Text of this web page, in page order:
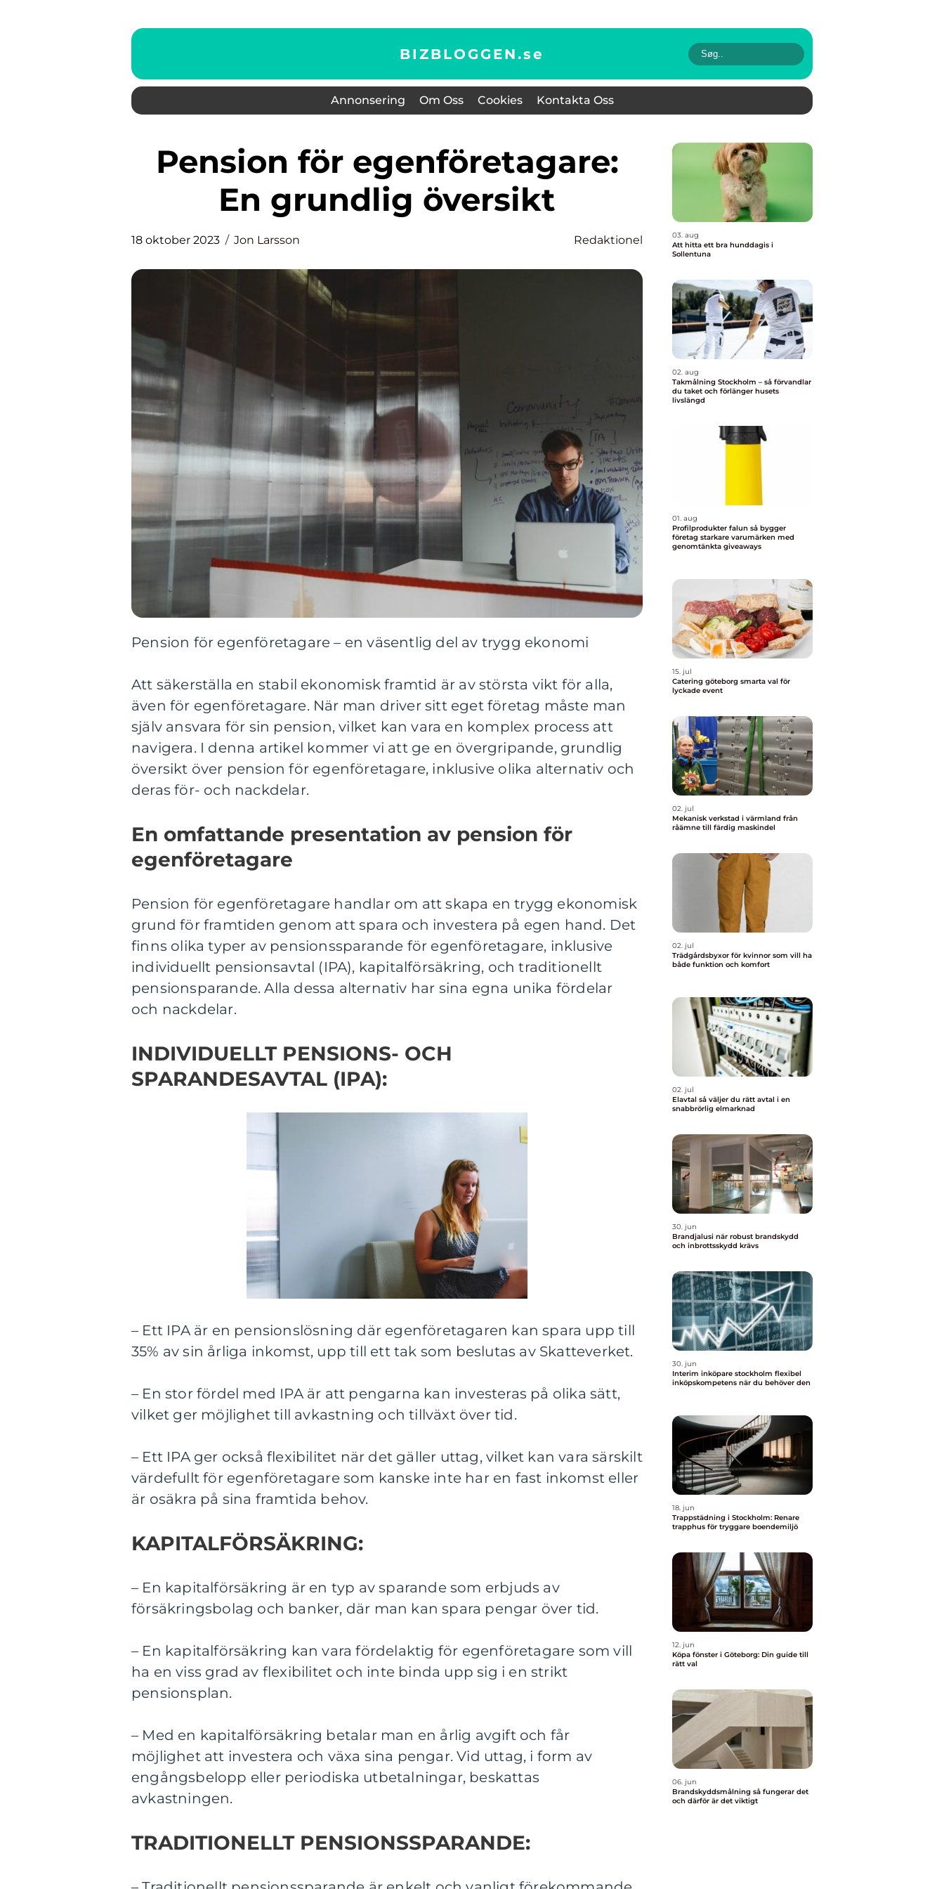
BIZBLOGGEN.se
Annonsering Om Oss Cookies Kontakta Oss
Pension för egenföretagare:
En grundlig översikt
18 oktober 2023 Jon Larsson Redaktionel
Pension för egenföretagare – en väsentlig del av trygg ekonomi
Att säkerställa en stabil ekonomisk framtid är av största vikt för alla,
även för egenföretagare. När man driver sitt eget företag måste man
själv ansvara för sin pension, vilket kan vara en komplex process att
navigera. I denna artikel kommer vi att ge en övergripande, grundlig
översikt över pension för egenföretagare, inklusive olika alternativ och
deras för- och nackdelar.
En omfattande presentation av pension för
egenföretagare
Pension för egenföretagare handlar om att skapa en trygg ekonomisk
grund för framtiden genom att spara och investera på egen hand. Det
finns olika typer av pensionssparande för egenföretagare, inklusive
individuellt pensionsavtal (IPA), kapitalförsäkring, och traditionellt
pensionsparande. Alla dessa alternativ har sina egna unika fördelar
och nackdelar.
INDIVIDUELLT PENSIONS- OCH
SPARANDESAVTAL (IPA):
– Ett IPA är en pensionslösning där egenföretagaren kan spara upp till
35% av sin årliga inkomst, upp till ett tak som beslutas av Skatteverket.
– En stor fördel med IPA är att pengarna kan investeras på olika sätt,
vilket ger möjlighet till avkastning och tillväxt över tid.
– Ett IPA ger också flexibilitet när det gäller uttag, vilket kan vara särskilt
värdefullt för egenföretagare som kanske inte har en fast inkomst eller
är osäkra på sina framtida behov.
KAPITALFÖRSÄKRING:
– En kapitalförsäkring är en typ av sparande som erbjuds av
försäkringsbolag och banker, där man kan spara pengar över tid.
– En kapitalförsäkring kan vara fördelaktig för egenföretagare som vill
ha en viss grad av flexibilitet och inte binda upp sig i en strikt
pensionsplan.
– Med en kapitalförsäkring betalar man en årlig avgift och får
möjlighet att investera och växa sina pengar. Vid uttag, i form av
engångsbelopp eller periodiska utbetalningar, beskattas
avkastningen.
TRADITIONELLT PENSIONSSPARANDE:
03. aug
Att hitta ett bra hunddagis i
Sollentuna
02. aug
Takmålning Stockholm – så förvandlar
du taket och förlänger husets
livslängd
01. aug
Profilprodukter falun så bygger
företag starkare varumärken med
genomtänkta giveaways
15. jul
Catering göteborg smarta val för
lyckade event
02. jul
Mekanisk verkstad i värmland från
råämne till färdig maskindel
02. jul
Trädgårdsbyxor för kvinnor som vill ha
både funktion och komfort
02. jul
Elavtal så väljer du rätt avtal i en
snabbrörlig elmarknad
30. jun
Brandjalusi när robust brandskydd
och inbrottsskydd krävs
30. jun
Interim inköpare stockholm flexibel
inköpskompetens när du behöver den
18. jun
Trappstädning i Stockholm: Renare
trapphus för tryggare boendemiljö
12. jun
Köpa fönster i Göteborg: Din guide till
rätt val
06. jun
Brandskyddsmålning så fungerar det
och därför är det viktigt